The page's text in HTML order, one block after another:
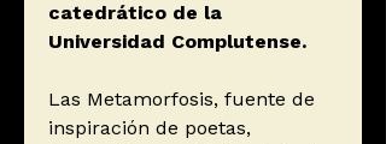
catedrático de la
Universidad Complutense.
Las Metamorfosis, fuente de
inspiración de poetas,